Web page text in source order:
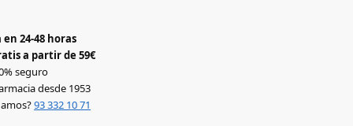
24-48 horas
a partir de 59€
seguro
desde 1953
93 332 10 71